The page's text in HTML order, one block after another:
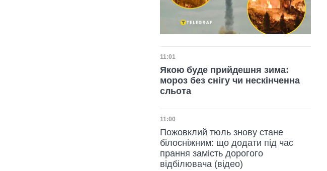
Дата публікації
11:01
Якою буде прийдешня зима:
мороз без снігу чи нескінченна
сльота
Дата публікації
11:00
Пожовклий тюль знову стане
білосніжним: що додати під час
прання замість дорогого
відбілювача (відео)